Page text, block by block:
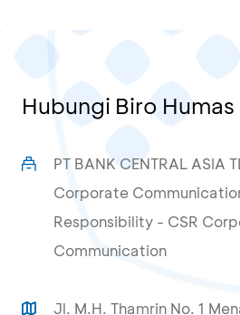
Hubungi Biro Humas
PT BANK CENTRAL ASIA
Corporate
Responsibility - CSR
Communication
Jl. M.H. Thamrin No. 1